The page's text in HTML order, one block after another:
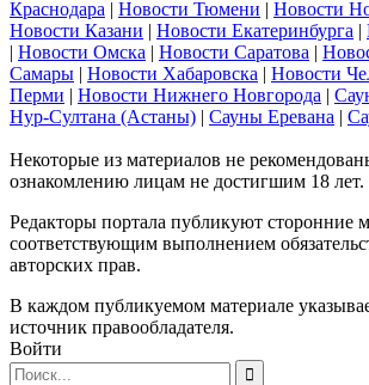
Краснодара | Новости Тюмени | Новости
Новости Казани | Новости Екатеринбурга |
| Новости Омска | Новости Саратова |
Самары | Новости Хабаровска | Новости
Перми | Новости Нижнего Новгорода |
Нур-Султана (Астаны) | Сауны Еревана |
Некоторые из материалов не
ознакомлению лицам не достигшим 18 лет.
Редакторы портала публикуют сторонние
соответствующим выполнением
авторских прав.
В каждом публикуемом материале
источник правообладателя.
Войти